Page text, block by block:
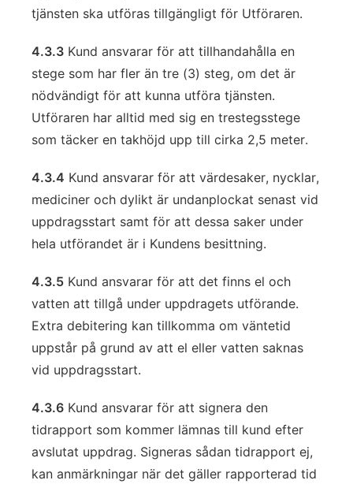
tjänsten ska utföras tillgängligt för Utföraren.
4.3.3 Kund ansvarar för att tillhandahålla en
stege som har fler än tre (3) steg, om det är
nödvändigt för att kunna utföra tjänsten.
Utföraren har alltid med sig en trestegsstege
som täcker en takhöjd upp till cirka 2,5 meter.
4.3.4 Kund ansvarar för att värdesaker, nycklar,
mediciner och dylikt är undanplockat senast vid
uppdragsstart samt för att dessa saker under
hela utförandet är i Kundens besittning.
4.3.5 Kund ansvarar för att det finns el och
vatten att tillgå under uppdragets utförande.
Extra debitering kan tillkomma om väntetid
uppstår på grund av att el eller vatten saknas
vid uppdragsstart.
4.3.6 Kund ansvarar för att signera den
tidrapport som kommer lämnas till kund efter
avslutat uppdrag. Signeras sådan tidrapport ej,
kan anmärkningar när det gäller rapporterad tid